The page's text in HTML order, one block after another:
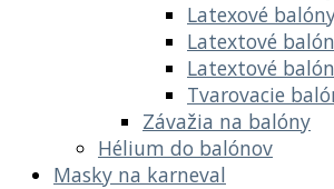
Latexové
Latextové
Latextové
Tvarovacie
Závažia na balóny
Hélium do balónov
Masky na karneval